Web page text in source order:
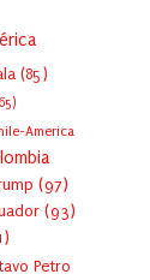
(85)
America
(97)
(93)
Petro